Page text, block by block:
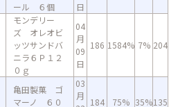
ール ６個
日
モンデリー
ズ オレオビ
ッツサンドバ
ニラ６Ｐ１２
０ｇ
04
月
09
日
186 1584% 7% 204
亀田製菓 ゴ
マーノ ６０
03
月
184 75% 35%135